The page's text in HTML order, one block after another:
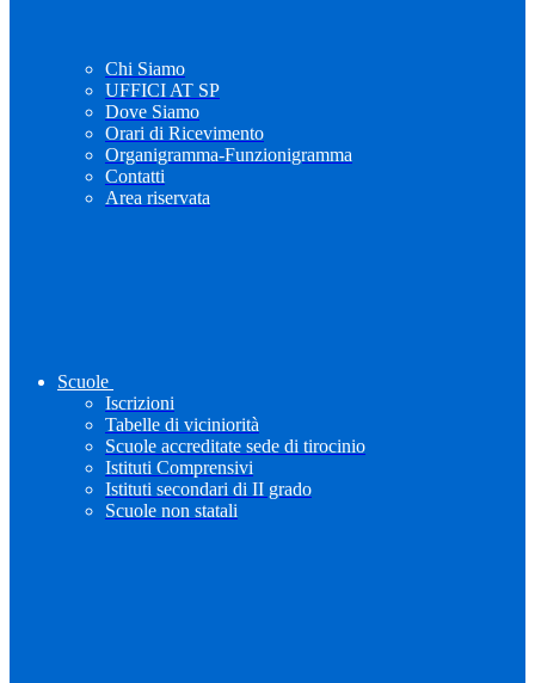
Chi Siamo
UFFICI AT SP
Dove Siamo
Orari di Ricevimento
Organigramma-Funzionigramma
Contatti
Area riservata
Scuole
Iscrizioni
Tabelle di viciniorità
Scuole accreditate sede di tirocinio
Istituti Comprensivi
Istituti secondari di II grado
Scuole non statali